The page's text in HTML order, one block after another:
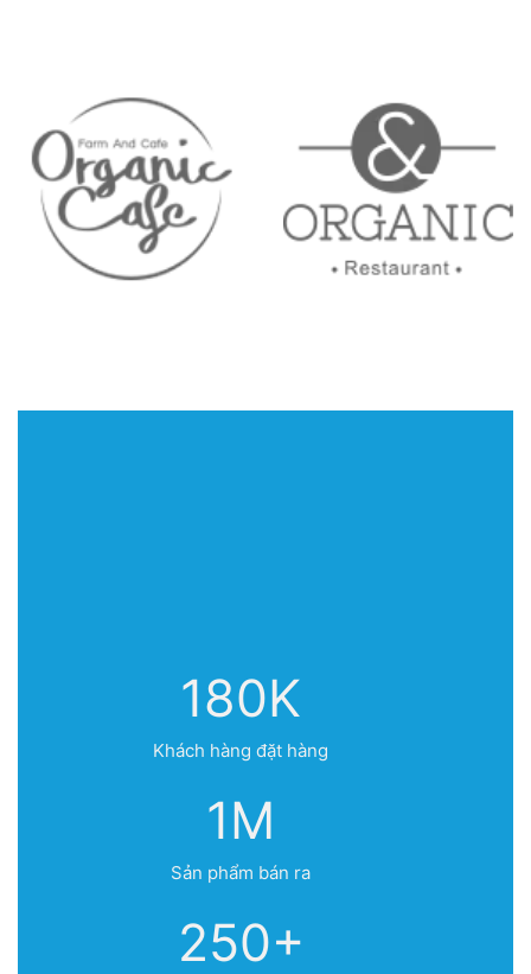
180K
Khách hàng đặt hàng
1M
Sản phẩm bán ra
250+